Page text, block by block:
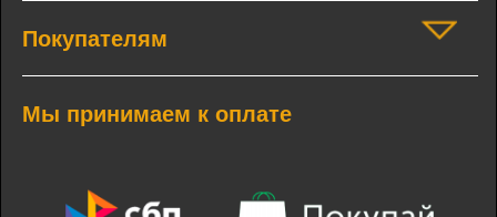
Покупателям
Мы принимаем к оплате